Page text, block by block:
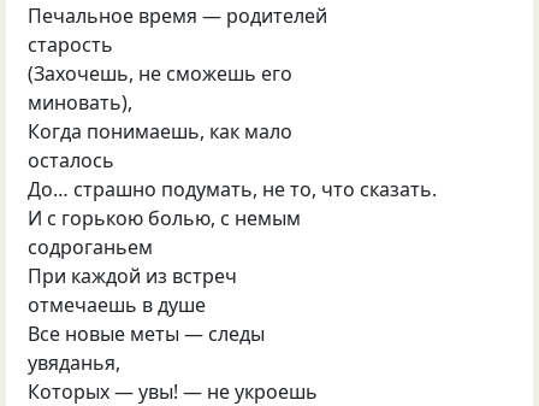
Печальное время — родителей
старость
(Захочешь, не сможешь его
миновать),
Когда понимаешь, как мало
осталось
До… страшно подумать, не то, что сказать.
И с горькою болью, с немым
содроганьем
При каждой из встреч
отмечаешь в душе
Все новые меты — следы
увяданья,
Которых — увы! — не укроешь